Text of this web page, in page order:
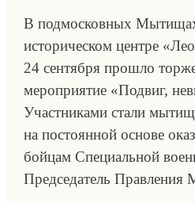
В подмосковных
историческом центре
24 сентября прошло
мероприятие «Подвиг,
Участниками стали
на постоянной основе
бойцам Специальной
Председатель Правления